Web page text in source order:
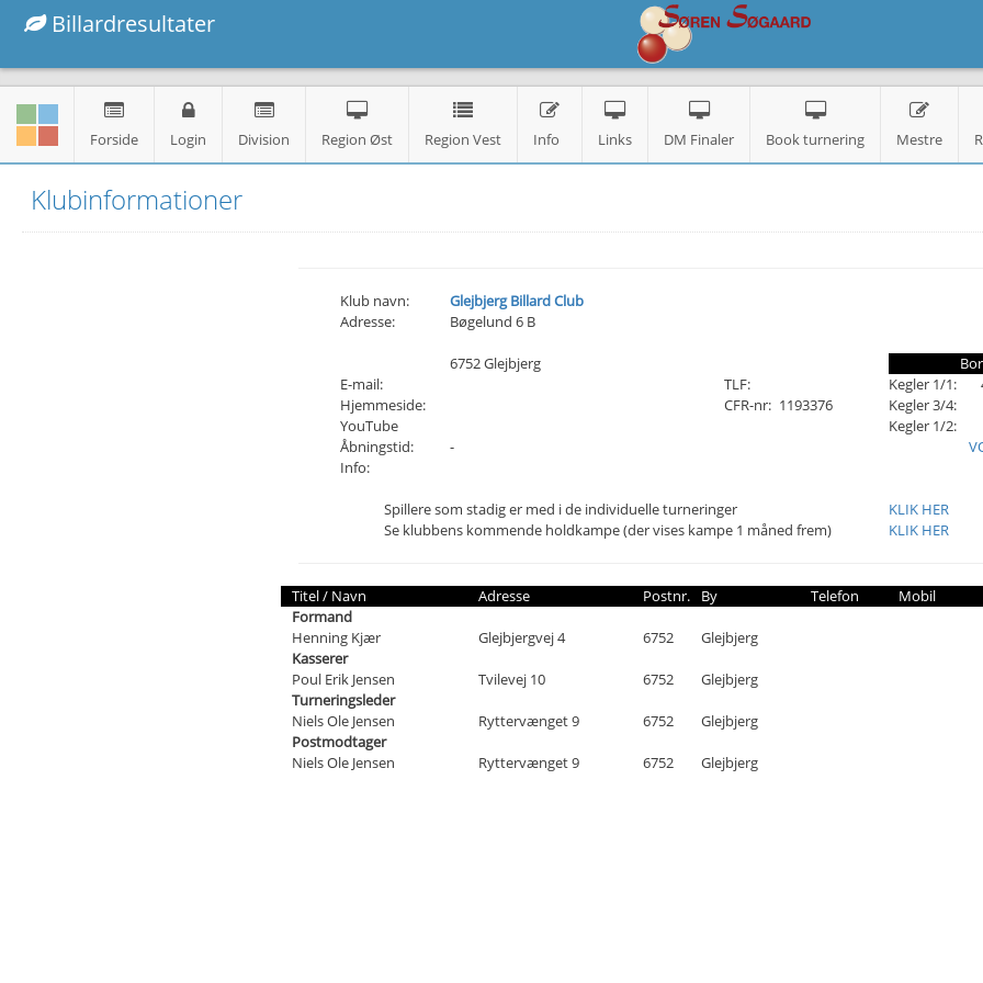
Billardresultater
Forside Login Division Region Øst Region Vest Info Links DM Finaler Book turnering Mestre
Klubinformationer
Klub navn:
Glejbjerg Billard Club
Adresse:
Bøgelund 6 B
6752 Glejbjerg
E-mail:
TLF:
Hjemmeside:
CFR-nr: 1193376
YouTube
Åbningstid:
-
Info:
Kegler 1/1:
Kegler 3/4:
Kegler 1/2:
Spillere som stadig er med i de individuelle turneringer
KLIK HER
Se klubbens kommende holdkampe (der vises kampe 1 måned frem)
KLIK HER
Titel / Navn Adresse Postnr. By Telefon Mobil
Formand
Henning Kjær
Glejbjergvej 4 6752
Glejbjerg
Kasserer
Poul Erik Jensen
Tvilevej 10 6752
Glejbjerg
Turneringsleder
Niels Ole Jensen
Ryttervænget 9 6752
Glejbjerg
Postmodtager
Niels Ole Jensen
Ryttervænget 9 6752 Glejbjerg